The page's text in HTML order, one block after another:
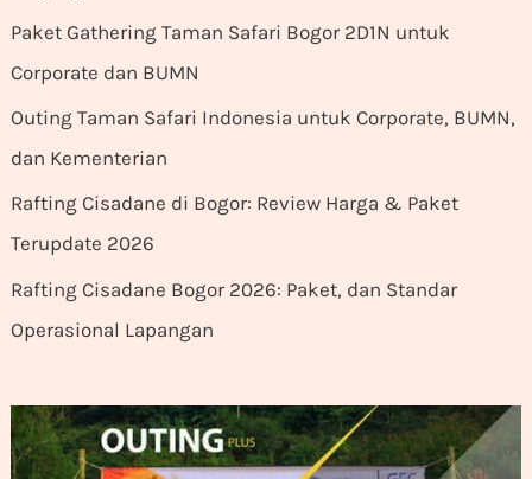
Paket Gathering Taman Safari Bogor 2D1N untuk
Corporate dan BUMN
Outing Taman Safari Indonesia untuk Corporate, BUMN,
dan Kementerian
Rafting Cisadane di Bogor: Review Harga & Paket
Terupdate 2026
Rafting Cisadane Bogor 2026: Paket, dan Standar
Operasional Lapangan